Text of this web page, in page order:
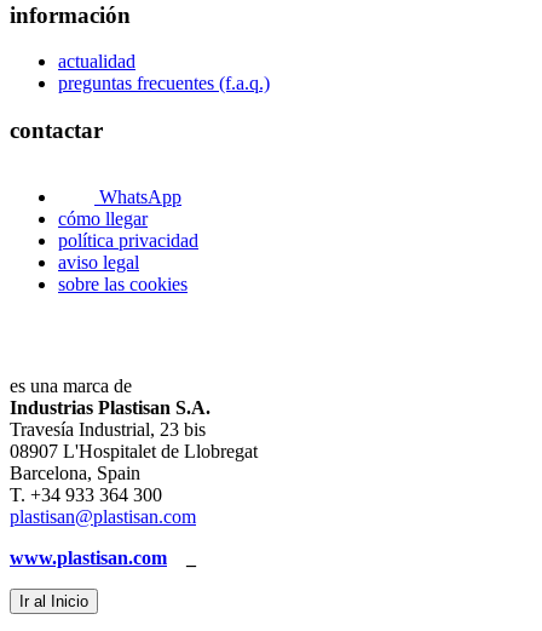
información
actualidad
preguntas frecuentes (f.a.q.)
contactar
WhatsApp
cómo llegar
política privacidad
aviso legal
sobre las cookies
es una marca de
Industrias Plastisan S.A.
Travesía Industrial, 23 bis
08907 L'Hospitalet de Llobregat
Barcelona, Spain
T. +34 933 364 300
plastisan@plastisan.com
www.plastisan.com
Ir al Inicio